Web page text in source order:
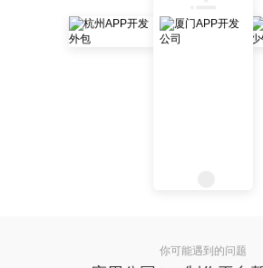
你可能遇到的问题